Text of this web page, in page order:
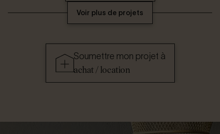
Voir plus de projets
Soumettre mon projet à
achat / location